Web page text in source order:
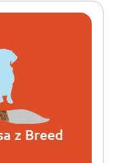
z Breed